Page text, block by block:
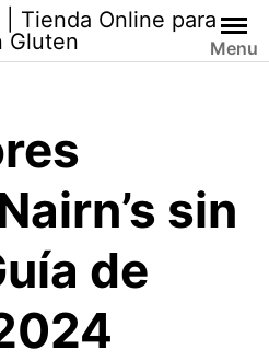
Tienda Online para
Gluten
Menu
sin
de